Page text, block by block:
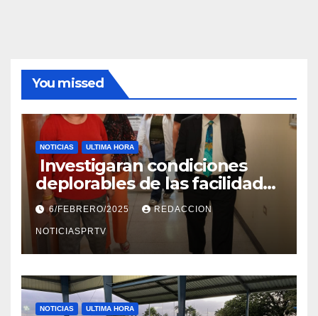
You missed
NOTICIAS ULTIMA HORA
Investigaran condiciones
deplorables de las facilidades
el Departamento de la Salud
en Mayagüez
6/FEBRERO/2025 REDACCION
NOTICIASPRTV
NOTICIAS ULTIMA HORA